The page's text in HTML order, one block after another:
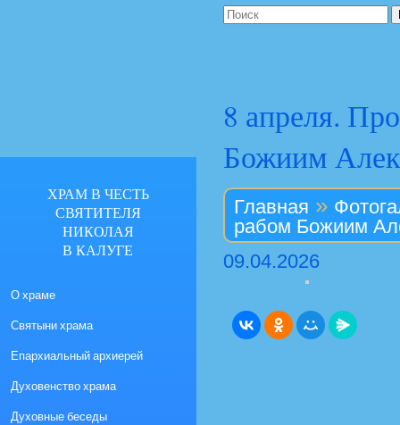
8 апреля.
Божиим
Главная »
рабом Божиим
09.04.2026
ХРАМ В ЧЕСТЬ
СВЯТИТЕЛЯ
НИКОЛАЯ
В КАЛУГЕ
О храме
Святыни храма
Епархиальный архиерей
Духовенство храма
Духовные беседы